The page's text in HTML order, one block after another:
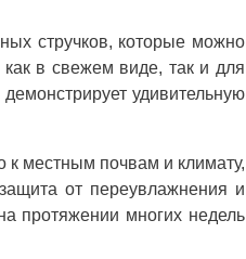
стручков, которые можно
в свежем виде, так и для
удивительную
к местным почвам и климату,
от переувлажнения и
протяжении многих недель